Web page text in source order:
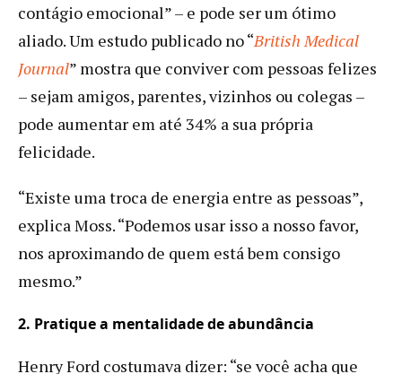
contágio emocional” – e pode ser um ótimo
aliado. Um estudo publicado no “British Medical
Journal” mostra que conviver com pessoas felizes
– sejam amigos, parentes, vizinhos ou colegas –
pode aumentar em até 34% a sua própria
felicidade.
“Existe uma troca de energia entre as pessoas”,
explica Moss. “Podemos usar isso a nosso favor,
nos aproximando de quem está bem consigo
mesmo.”
2. Pratique a mentalidade de abundância
Henry Ford costumava dizer: “se você acha que